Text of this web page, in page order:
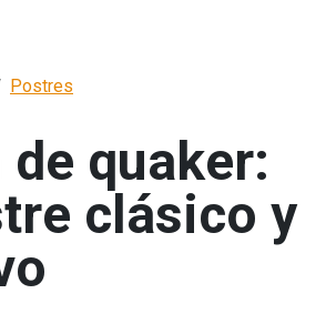
Postres
quaker:
clásico y